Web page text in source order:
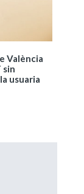
València
sin
usuaria